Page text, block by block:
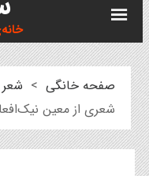
صفحه خانگی > شعر
شعری از معین